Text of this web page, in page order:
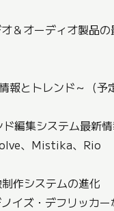
＆オーディオ製品
報とトレンド～（
編集システム最新
、Mistika、Rio
作システムの進化
ズ・デフリッカー